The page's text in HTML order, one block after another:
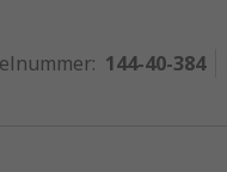
: 144-40-384